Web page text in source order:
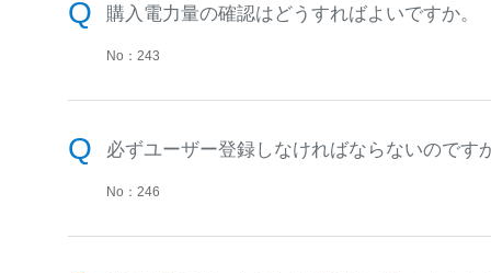
購入電力量の確認はどうすればよいですか。
No：243
必ずユーザー登録しなければならないのですか
No：246